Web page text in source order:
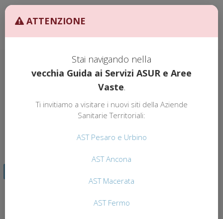
AST
GUIDA AI SERVIZI
AST MACERATA
ATTENZIONE
Stai navigando nella
vecchia Guida ai Servizi ASUR e Aree
Vaste.
Ti invitiamo a visitare i nuovi siti della Aziende
Sanitarie Territoriali:
AST Pesaro e Urbino
AST Ancona
AST Macerata
AST Fermo